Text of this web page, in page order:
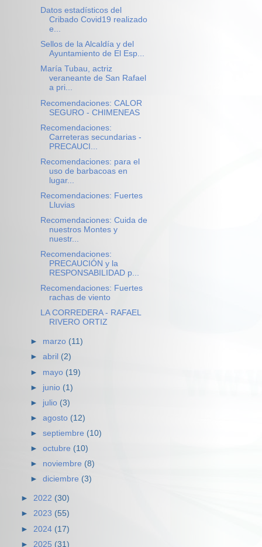
Datos estadísticos del
Cribado Covid19 realizado
e...
Sellos de la Alcaldía y del
Ayuntamiento de El Esp...
María Tubau, actriz
veraneante de San Rafael
a pri...
Recomendaciones: CALOR
SEGURO - CHIMENEAS
Recomendaciones:
Carreteras secundarias -
PRECAUCI...
Recomendaciones: para el
uso de barbacoas en
lugar...
Recomendaciones: Fuertes
Lluvias
Recomendaciones: Cuida de
nuestros Montes y
nuestr...
Recomendaciones:
PRECAUCIÓN y la
RESPONSABILIDAD p...
Recomendaciones: Fuertes
rachas de viento
LA CORREDERA - RAFAEL
RIVERO ORTIZ
► marzo (11)
►abril (2)
► mayo (19)
► junio (1)
► julio (3)
►agosto (12)
►septiembre (10)
►octubre (10)
► noviembre (8)
►diciembre (3)
► 2022 (30)
► 2023 (55)
► 2024 (17)
► 2025 (31)